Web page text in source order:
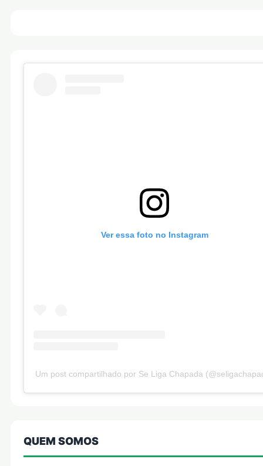
Ver essa foto no Instagram
Um post compartilhado por Se Liga Chapada
QUEM SOMOS